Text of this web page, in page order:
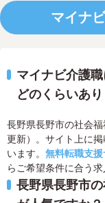
マイナ
マイナビ介護
どのくらいあ
長野県長野市の社会
更新）。サイト上に
います。 無料転職支援
らご希望条件に合う
長野県長野市